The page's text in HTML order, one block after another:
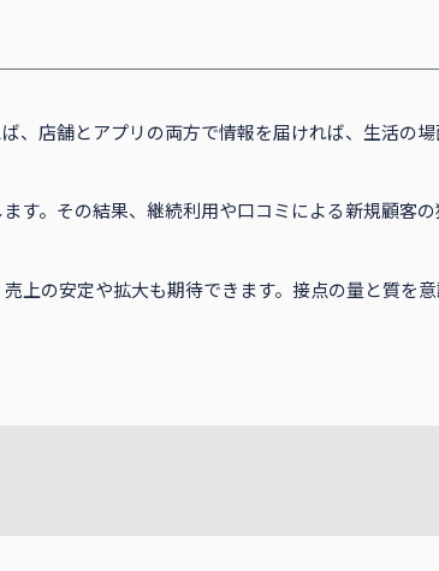
店舗とアプリの両方で情報を届ければ、生活の場
。その結果、継続利用や口コミによる新規顧客の
上の安定や拡大も期待できます。接点の量と質を